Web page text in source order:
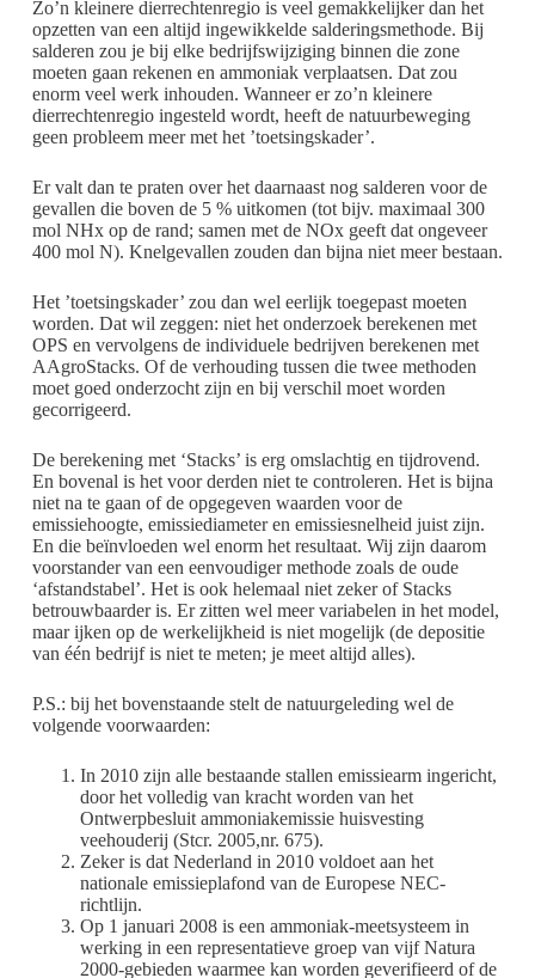
Zo’n kleinere dierrechtenregio is veel gemakkelijker dan het
opzetten van een altijd ingewikkelde salderingsmethode. Bij
salderen zou je bij elke bedrijfswijziging binnen die zone
moeten gaan rekenen en ammoniak verplaatsen. Dat zou
enorm veel werk inhouden. Wanneer er zo’n kleinere
dierrechtenregio ingesteld wordt, heeft de natuurbeweging
geen probleem meer met het ’toetsingskader’.
Er valt dan te praten over het daarnaast nog salderen voor de
gevallen die boven de 5 % uitkomen (tot bijv. maximaal 300
mol NHx op de rand; samen met de NOx geeft dat ongeveer
400 mol N). Knelgevallen zouden dan bijna niet meer bestaan.
Het ’toetsingskader’ zou dan wel eerlijk toegepast moeten
worden. Dat wil zeggen: niet het onderzoek berekenen met
OPS en vervolgens de individuele bedrijven berekenen met
AAgroStacks. Of de verhouding tussen die twee methoden
moet goed onderzocht zijn en bij verschil moet worden
gecorrigeerd.
De berekening met ‘Stacks’ is erg omslachtig en tijdrovend.
En bovenal is het voor derden niet te controleren. Het is bijna
niet na te gaan of de opgegeven waarden voor de
emissiehoogte, emissiediameter en emissiesnelheid juist zijn.
En die beïnvloeden wel enorm het resultaat. Wij zijn daarom
voorstander van een eenvoudiger methode zoals de oude
‘afstandstabel’. Het is ook helemaal niet zeker of Stacks
betrouwbaarder is. Er zitten wel meer variabelen in het model,
maar ijken op de werkelijkheid is niet mogelijk (de depositie
van één bedrijf is niet te meten; je meet altijd alles).
P.S.: bij het bovenstaande stelt de natuurgeleding wel de
volgende voorwaarden:
In 2010 zijn alle bestaande stallen emissiearm ingericht,
door het volledig van kracht worden van het
Ontwerpbesluit ammoniakemissie huisvesting
veehouderij (Stcr. 2005,nr. 675).
Zeker is dat Nederland in 2010 voldoet aan het
nationale emissieplafond van de Europese NEC-
richtlijn.
Op 1 januari 2008 is een ammoniak-meetsysteem in
werking in een representatieve groep van vijf Natura
2000-gebieden waarmee kan worden geverifieerd of de